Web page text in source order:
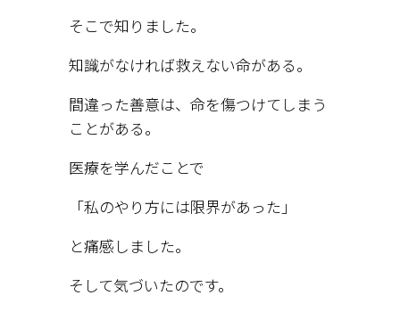
そこで知りました。
知識がなければ救えない命がある。
間違った善意は、命を傷つけてしまう
ことがある。
医療を学んだことで
「私のやり方には限界があった」
と痛感しました。
そして気づいたのです。